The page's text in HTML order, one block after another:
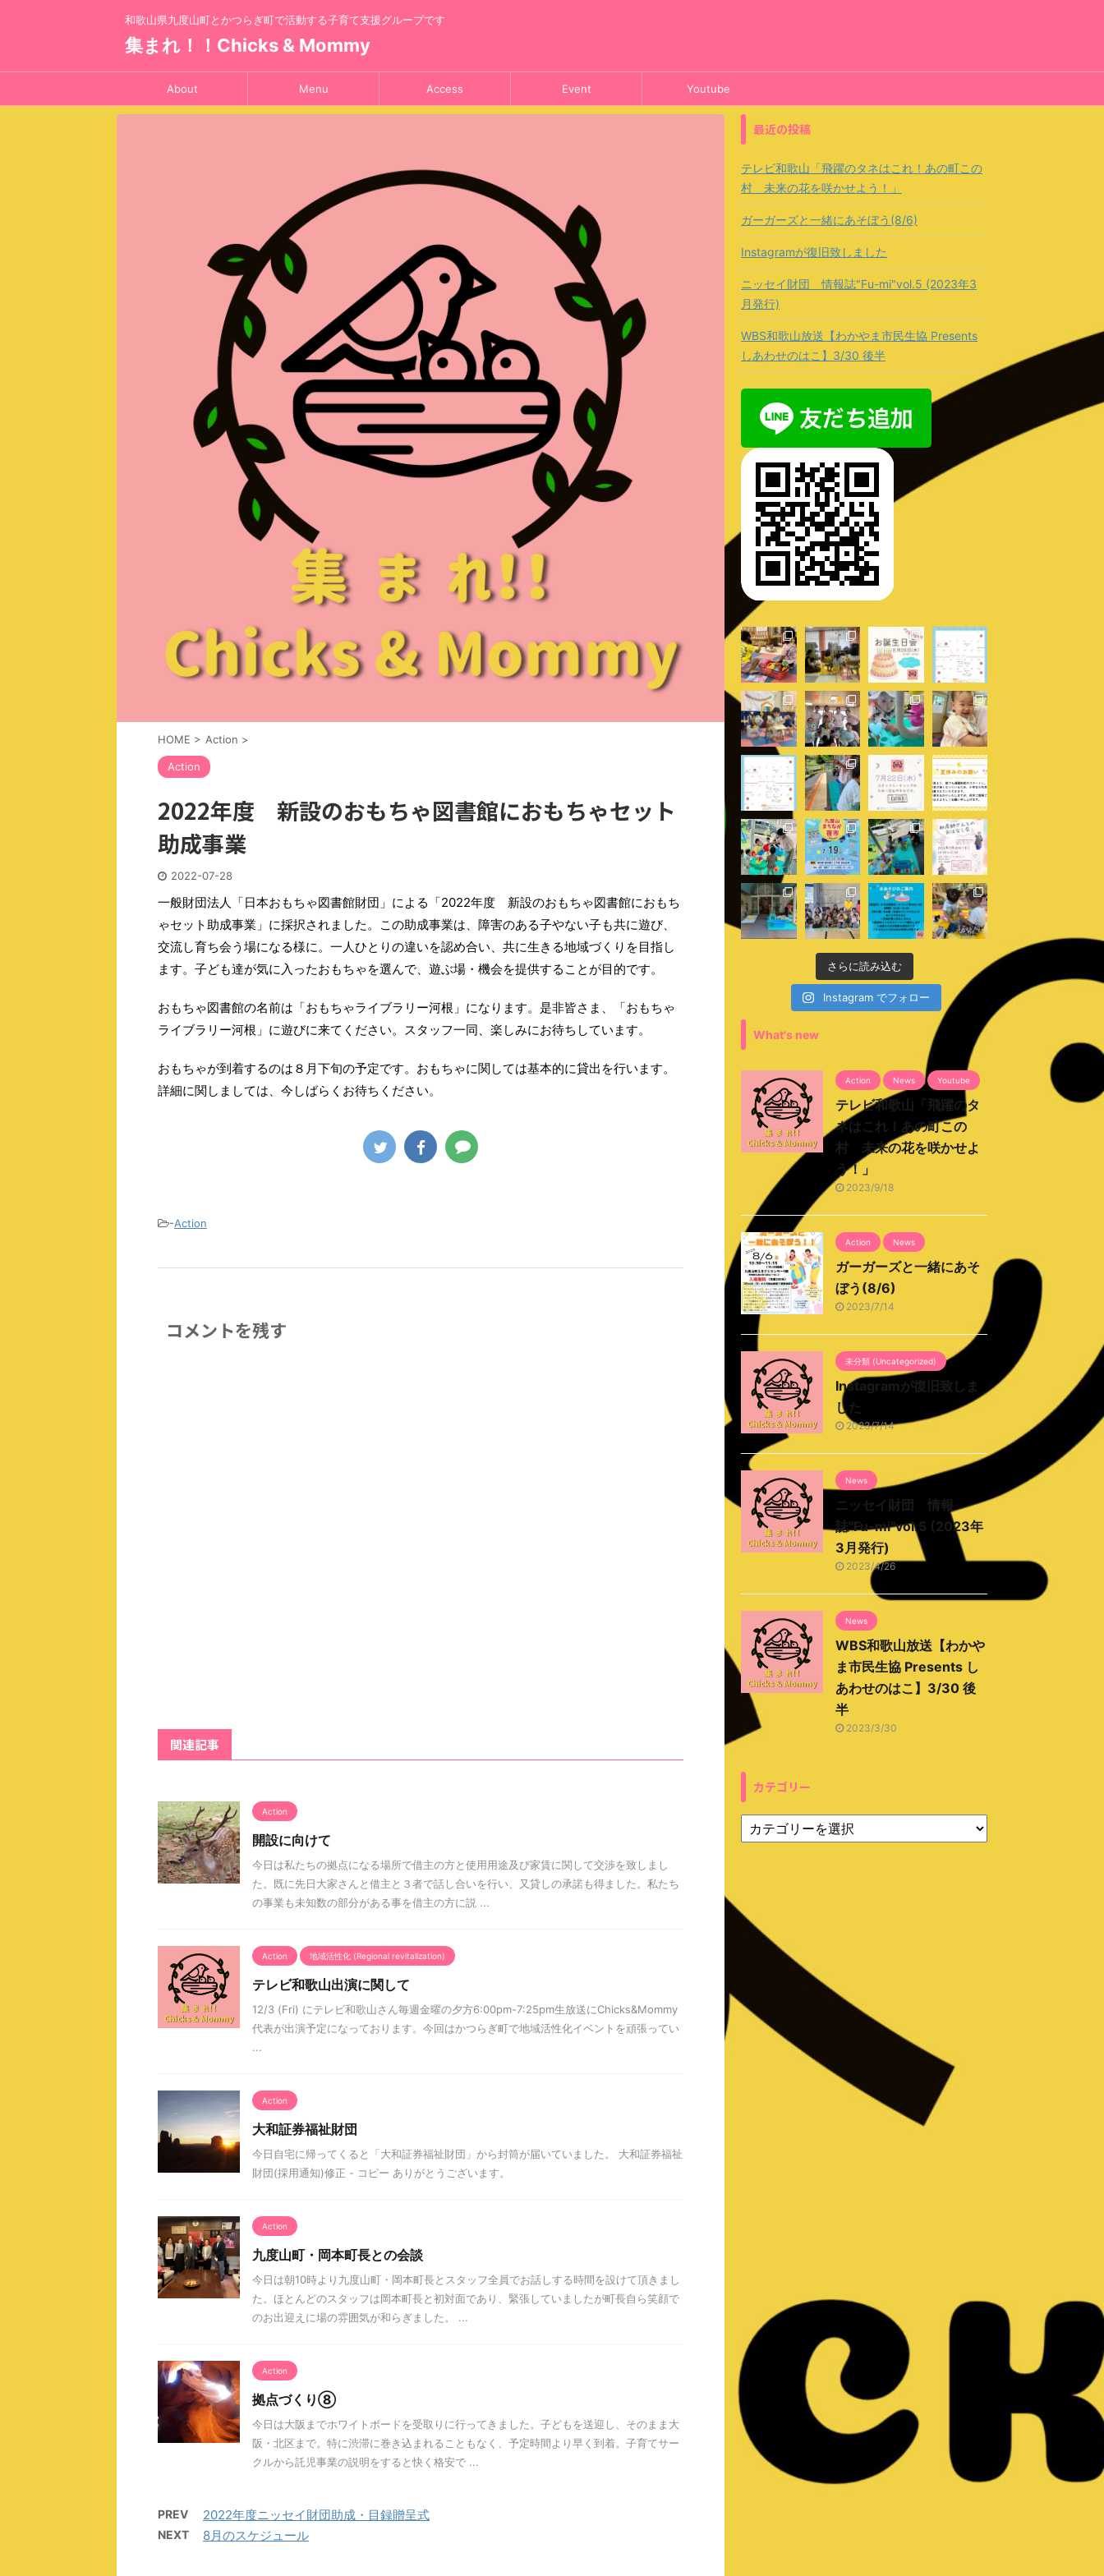
和歌山県九度山町とかつらぎ町で活動する子育て支援グループです
集まれ！！Chicks & Mommy
About Menu Access Event Youtube
HOME > Action >
Action
2022年度 新設のおもちゃ図書館におもちゃセット
助成事業
2022-07-28
一般財団法人「日本おもちゃ図書館財団」による「2022年度 新設のおもちゃ図書館におもち
ゃセット助成事業」に採択されました。この助成事業は、障害のある子やない子も共に遊び、
交流し育ち会う場になる様に。一人ひとりの違いを認め合い、共に生きる地域づくりを目指し
ます。子ども達が気に入ったおもちゃを選んで、遊ぶ場・機会を提供することが目的です。
おもちゃ図書館の名前は「おもちゃライブラリー河根」になります。是非皆さま、「おもちゃ
ライブラリー河根」に遊びに来てください。スタッフ一同、楽しみにお待ちしています。
おもちゃが到着するのは８月下旬の予定です。おもちゃに関しては基本的に貸出を行います。
詳細に関しましては、今しばらくお待ちください。
-Action
コメントを残す
関連記事
Action
開設に向けて
今日は私たちの拠点になる場所で借主の方と使用用途及び家賃に関して交渉を致しまし
た。既に先日大家さんと借主と３者で話し合いを行い、又貸しの承諾も得ました。私たち
の事業も未知数の部分がある事を借主の方に説 ...
Action 地域活性化 (Regional revitalization)
テレビ和歌山出演に関して
12/3 (Fri) にテレビ和歌山さん毎週金曜の夕方6:00pm-7:25pm生放送にChicks&Mommy
代表が出演予定になっております。今回はかつらぎ町で地域活性化イベントを頑張ってい
...
Action
大和証券福祉財団
今日自宅に帰ってくると「大和証券福祉財団」から封筒が届いていました。 大和証券福祉
財団(採用通知)修正 - コピー ありがとうございます。
Action
九度山町・岡本町長との会談
今日は朝10時より九度山町・岡本町長とスタッフ全員でお話しする時間を設けて頂きまし
た。ほとんどのスタッフは岡本町長と初対面であり、緊張していましたが町長自ら笑顔で
のお出迎えに場の雰囲気が和らぎました。 ...
Action
拠点づくり⑧
今日は大阪までホワイトボードを受取りに行ってきました。子どもを送迎し、そのまま大
阪・北区まで。特に渋滞に巻き込まれることもなく、予定時間より早く到着。子育てサー
クルから託児事業の説明をすると快く格安で ...
PREV 2022年度ニッセイ財団助成・目録贈呈式
NEXT 8月のスケジュール
最近の投稿
テレビ和歌山「飛躍のタネはこれ！あの町この
村 未来の花を咲かせよう！」
ガーガーズと一緒にあそぼう(8/6)
Instagramが復旧致しました
ニッセイ財団 情報誌"Fu-mi"vol.5 (2023年3
月発行)
WBS和歌山放送【わかやま市民生協 Presents
しあわせのはこ】3/30 後半
さらに読み込む
Instagram でフォロー
What's new
Action News Youtube
テレビ和歌山「飛躍のタ
ネはこれ！あの町この
村 未来の花を咲かせよ
う！」
2023/9/18
Action News
ガーガーズと一緒にあそ
ぼう(8/6)
2023/7/14
未分類 (Uncategorized)
Instagramが復旧致しま
した
2023/7/14
News
ニッセイ財団 情報
誌"Fu-mi"vol.5 (2023年
3月発行)
2023/4/26
News
WBS和歌山放送【わかや
ま市民生協 Presents し
あわせのはこ】3/30 後
半
2023/3/30
カテゴリー